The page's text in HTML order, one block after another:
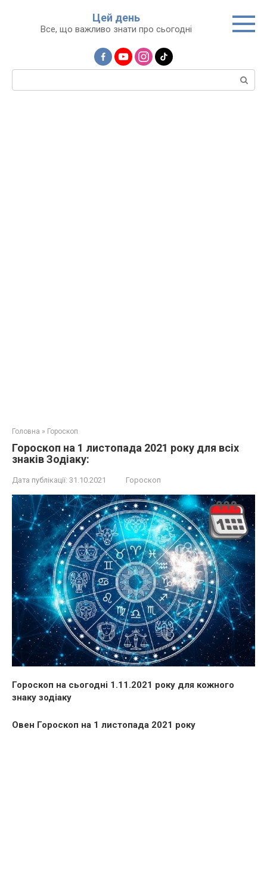
Цей день
Все, що важливо знати про сьогодні
Пошук:
Головна » Гороскоп
Гороскоп на 1 листопада 2021 року для всіх
знаків Зодіаку:
Дата публікації: 31.10.2021 Гороскоп
Гороскоп на сьогодні 1.11.2021 року для кожного
знаку зодіаку
Овен Гороскоп на 1 листопада 2021 року